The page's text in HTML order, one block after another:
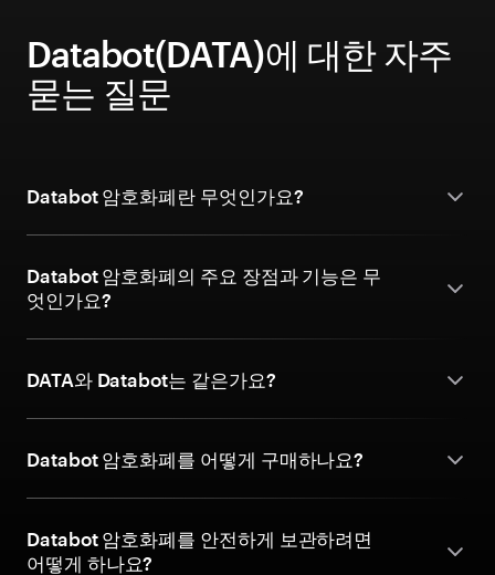
Databot(DATA)에 대한 자주
묻는 질문
Databot 암호화폐란 무엇인가요?
Databot 암호화폐의 주요 장점과 기능은 무
엇인가요?
DATA와 Databot는 같은가요?
Databot 암호화폐를 어떻게 구매하나요?
Databot 암호화폐를 안전하게 보관하려면
어떻게 하나요?